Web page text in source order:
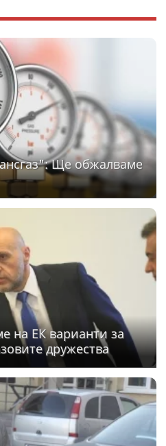
Ще обжалваме
на ЕК варианти за
дружества